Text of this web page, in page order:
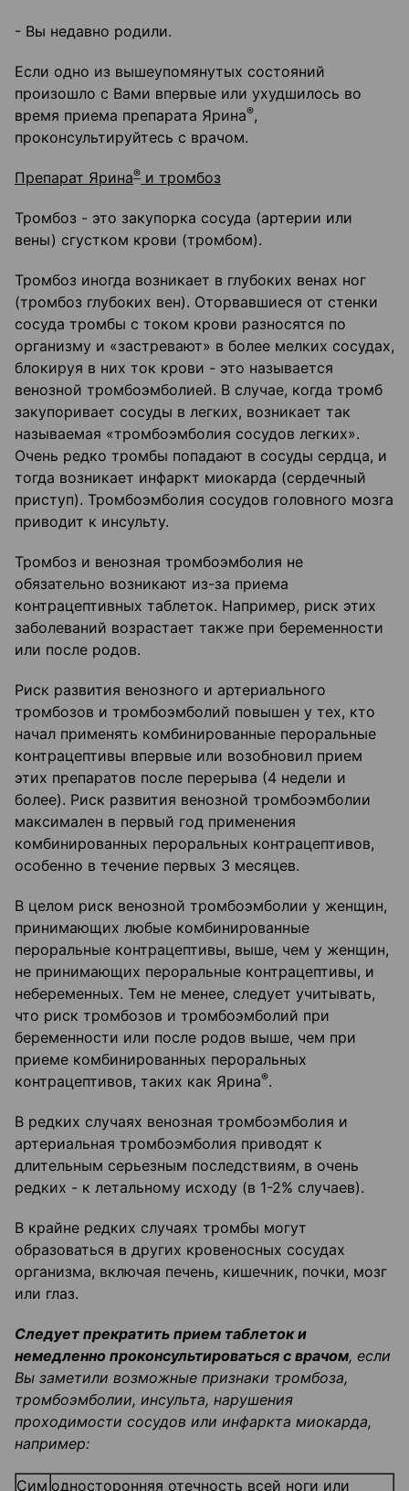
- Вы недавно родили.
Если одно из вышеупомянутых состояний
произошло с Вами впервые или ухудшилось во
время приема препарата Ярина®,
проконсультируйтесь с врачом.
Препарат Ярина® и тромбоз
Тромбоз - это закупорка сосуда (артерии или
вены) сгустком крови (тромбом).
Тромбоз иногда возникает в глубоких венах ног
(тромбоз глубоких вен). Оторвавшиеся от стенки
сосуда тромбы с током крови разносятся по
организму и «застревают» в более мелких сосудах,
блокируя в них ток крови - это называется
венозной тромбоэмболией. В случае, когда тромб
закупоривает сосуды в легких, возникает так
называемая «тромбоэмболия сосудов легких».
Очень редко тромбы попадают в сосуды сердца, и
тогда возникает инфаркт миокарда (сердечный
приступ). Тромбоэмболия сосудов головного мозга
приводит к инсульту.
Тромбоз и венозная тромбоэмболия не
обязательно возникают из-за приема
контрацептивных таблеток. Например, риск этих
заболеваний возрастает также при беременности
или после родов.
Риск развития венозного и артериального
тромбозов и тромбоэмболий повышен у тех, кто
начал применять комбинированные пероральные
контрацептивы впервые или возобновил прием
этих препаратов после перерыва (4 недели и
более). Риск развития венозной тромбоэмболии
максимален в первый год применения
комбинированных пероральных контрацептивов,
особенно в течение первых 3 месяцев.
В целом риск венозной тромбоэмболии у женщин,
принимающих любые комбинированные
пероральные контрацептивы, выше, чем у женщин,
не принимающих пероральные контрацептивы, и
небеременных. Тем не менее, следует учитывать,
что риск тромбозов и тромбоэмболий при
беременности или после родов выше, чем при
приеме комбинированных пероральных
контрацептивов, таких как Ярина®.
В редких случаях венозная тромбоэмболия и
артериальная тромбоэмболия приводят к
длительным серьезным последствиям, в очень
редких - к летальному исходу (в 1-2% случаев).
В крайне редких случаях тромбы могут
образоваться в других кровеносных сосудах
организма, включая печень, кишечник, почки, мозг
или глаз.
Следует прекратить прием таблеток и
немедленно проконсультироваться с врачом, если
Вы заметили возможные признаки тромбоза,
тромбоэмболии, инсульта, нарушения
проходимости сосудов или инфаркта миокарда,
например:
Сим односторонняя отечность всей ноги или